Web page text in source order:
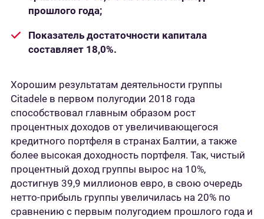
прошлого года;
Показатель достаточности капитала
составляет 18,0%.
Хорошим результатам деятельности группы
Citadele в первом полугодии 2018 года
способствовал главным образом рост
процентных доходов от увеличивающегося
кредитного портфеля в странах Балтии, а также
более высокая доходность портфеля. Так, чистый
процентный доход группы вырос на 10%,
достигнув 39,9 миллионов евро, в свою очередь
нетто-прибыль группы увеличилась на 20% по
сравнению с первым полугодием прошлого года и